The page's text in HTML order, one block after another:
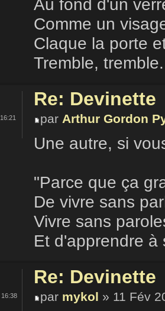
Au fond d'un
Comme un
Claque la porte
Tremble,
Re: Devinette
par Arthur Gordon
Une autre, si
"Parce que ça
De vivre sans
Vivre sans
Et d'apprendre à
Re: Devinette
par mykol » 11 Fév